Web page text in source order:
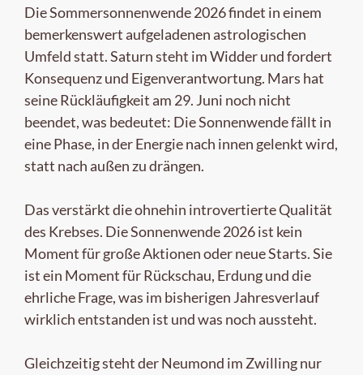
Die Sommersonnenwende 2026 findet in einem
bemerkenswert aufgeladenen astrologischen
Umfeld statt. Saturn steht im Widder und fordert
Konsequenz und Eigenverantwortung. Mars hat
seine Rückläufigkeit am 29. Juni noch nicht
beendet, was bedeutet: Die Sonnenwende fällt in
eine Phase, in der Energie nach innen gelenkt wird,
statt nach außen zu drängen.
Das verstärkt die ohnehin introvertierte Qualität
des Krebses. Die Sonnenwende 2026 ist kein
Moment für große Aktionen oder neue Starts. Sie
ist ein Moment für Rückschau, Erdung und die
ehrliche Frage, was im bisherigen Jahresverlauf
wirklich entstanden ist und was noch aussteht.
Gleichzeitig steht der Neumond im Zwilling nur